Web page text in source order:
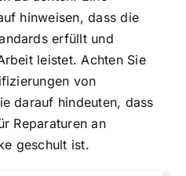
hinweisen, dass die
erfüllt und
leistet. Achten Sie
von
darauf hindeuten, dass
Reparaturen an
geschult ist.